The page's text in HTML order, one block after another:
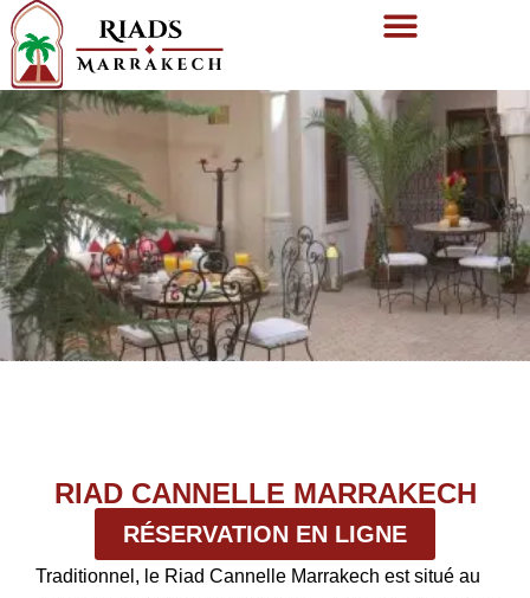
RIAD CANNELLE MARRAKECH
RÉSERVATION EN LIGNE
Traditionnel, le Riad Cannelle Marrakech est situé au